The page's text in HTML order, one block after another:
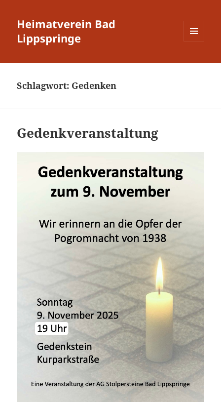
Heimatverein Bad
Lippspringe
WIDGETS
Schlagwort: Gedenken
Gedenkveranstaltung